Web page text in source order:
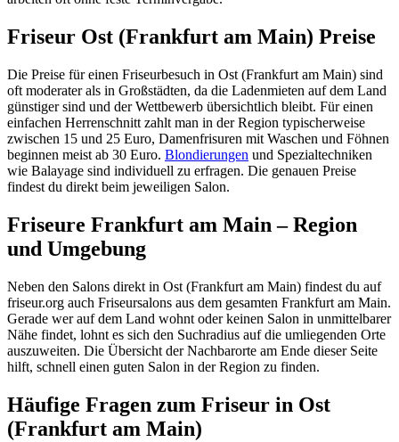
Friseur Ost (Frankfurt am Main) Preise
Die Preise für einen Friseurbesuch in Ost (Frankfurt am Main) sind
oft moderater als in Großstädten, da die Ladenmieten auf dem Land
günstiger sind und der Wettbewerb übersichtlich bleibt. Für einen
einfachen Herrenschnitt zahlt man in der Region typischerweise
zwischen 15 und 25 Euro, Damenfrisuren mit Waschen und Föhnen
beginnen meist ab 30 Euro. Blondierungen und Spezialtechniken
wie Balayage sind individuell zu erfragen. Die genauen Preise
findest du direkt beim jeweiligen Salon.
Friseure Frankfurt am Main – Region
und Umgebung
Neben den Salons direkt in Ost (Frankfurt am Main) findest du auf
friseur.org auch Friseursalons aus dem gesamten Frankfurt am Main.
Gerade wer auf dem Land wohnt oder keinen Salon in unmittelbarer
Nähe findet, lohnt es sich den Suchradius auf die umliegenden Orte
auszuweiten. Die Übersicht der Nachbarorte am Ende dieser Seite
hilft, schnell einen guten Salon in der Region zu finden.
Häufige Fragen zum Friseur in Ost
(Frankfurt am Main)